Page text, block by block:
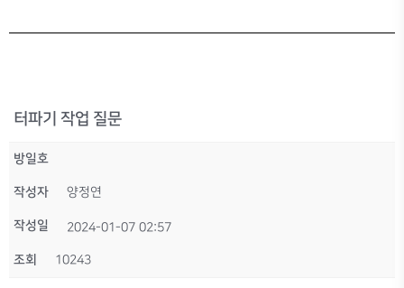
터파기 작업 질문
방일호
작성자 양정연
작성일 2024-01-07 02:57
조회 10243